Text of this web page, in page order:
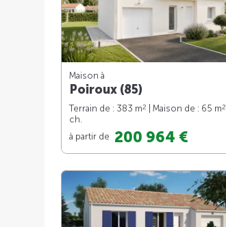
Maison à
Poiroux (85)
Terrain de : 383 m2 | Maison de : 65 m2
ch.
à partir de 200 964 €